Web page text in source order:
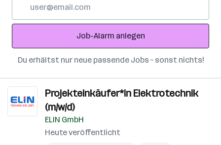
Adresse
Job-Alarm anlegen
Du erhältst nur neue passende Jobs – sonst nichts!
Projekteinkäufer*in Elektrotechnik
(m/w/d)
ELIN GmbH
Heute veröffentlicht